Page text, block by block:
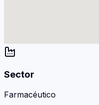
Sector
Farmacéutico